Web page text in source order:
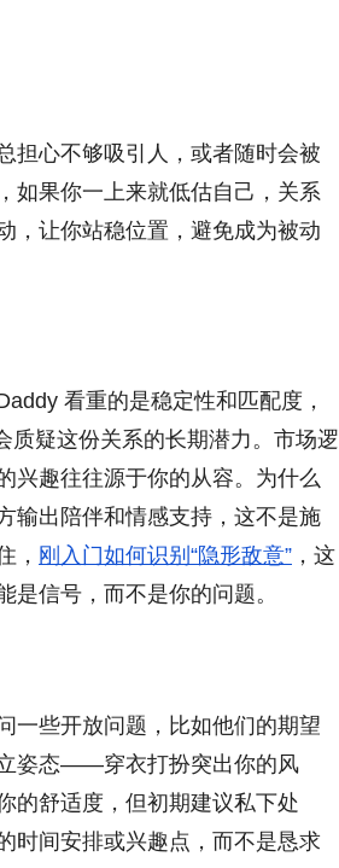
担心不够吸引人，或者随时会被
如果你一上来就低估自己，关系
，让你站稳位置，避免成为被动
看重的是稳定性和匹配度，
质疑这份关系的长期潜力。市场逻
兴趣往往源于你的从容。为什么
出陪伴和情感支持，这不是施
， 刚入门如何识别“隐形敌意” ，这
信号，而不是你的问题。
一些开放问题，比如他们的期望
姿态——穿衣打扮突出你的风
的舒适度，但初期建议私下处
时间安排或兴趣点，而不是恳求